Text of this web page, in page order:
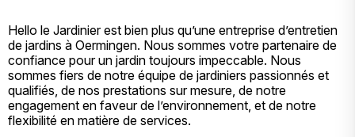
Hello le Jardinier est bien plus qu’une entreprise d’entretien
de jardins à Oermingen. Nous sommes votre partenaire de
confiance pour un jardin toujours impeccable. Nous
sommes fiers de notre équipe de jardiniers passionnés et
qualifiés, de nos prestations sur mesure, de notre
engagement en faveur de l’environnement, et de notre
flexibilité en matière de services.